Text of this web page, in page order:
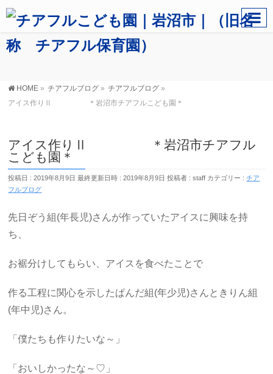
HOME » チアフルブログ » チアフルブログ »
アイス作りⅡ ＊岩沼市チアフルこども園＊
アイス作りⅡ ＊岩沼市チアフル
こども園＊
投稿日 : 2019年8月9日 最終更新日時 : 2019年8月9日 投稿者 :staff カテゴリー :チア
フルブログ
先日ぞう組(年長児)さんが作っていたアイスに興味を持
ち、
お裾分けしてもらい、アイスを食べたことで
作る工程に関心を示したぱんだ組(年少児)さんときりん組
(年中児)さん。
「僕たちも作りたいな～」
「おいしかったな～♡」